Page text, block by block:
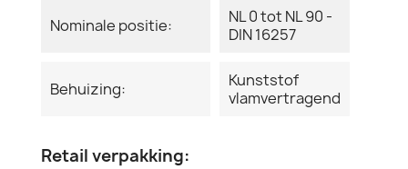
Nominale positie:
NL 0 tot NL 90 -
DIN 16257
Behuizing:
Kunststof
vlamvertragend
Retail verpakking: